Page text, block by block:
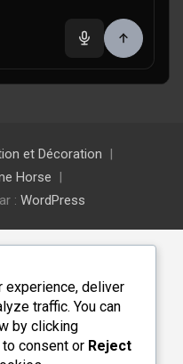
et Décoration
Horse
: WordPress
experience, deliver
traffic. You can
by clicking
to consent or Reject